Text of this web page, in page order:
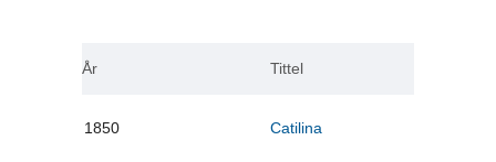
År Tittel
1850 Catilina